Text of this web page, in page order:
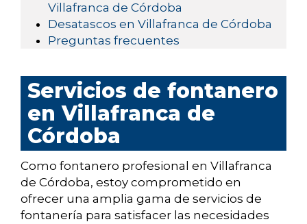
Villafranca de Córdoba
Desatascos en Villafranca de Córdoba
Preguntas frecuentes
Servicios de fontanero
en Villafranca de
Córdoba
Como fontanero profesional en Villafranca
de Córdoba, estoy comprometido en
ofrecer una amplia gama de servicios de
fontanería para satisfacer las necesidades